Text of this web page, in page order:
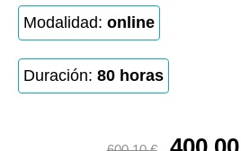
Modalidad: online
Duración: 80 horas